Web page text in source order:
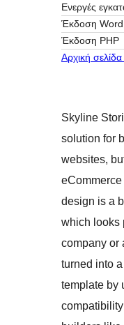
Ενεργές
Έκδοση
Έκδοση ΡΗΡ
Αρχική
Skyline
solution for
websites,
design is a
which looks
company or
turned into
template by